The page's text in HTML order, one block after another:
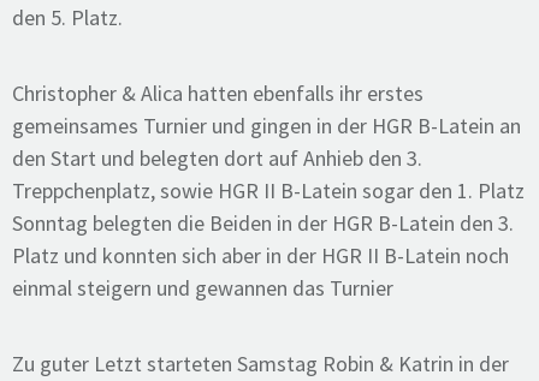
den 5. Platz.
Christopher & Alica hatten ebenfalls ihr erstes
gemeinsames Turnier und gingen in der HGR B-Latein an
den Start und belegten dort auf Anhieb den 3.
Treppchenplatz, sowie HGR II B-Latein sogar den 1. Platz
Sonntag belegten die Beiden in der HGR B-Latein den 3.
Platz und konnten sich aber in der HGR II B-Latein noch
einmal steigern und gewannen das Turnier
Zu guter Letzt starteten Samstag Robin & Katrin in der